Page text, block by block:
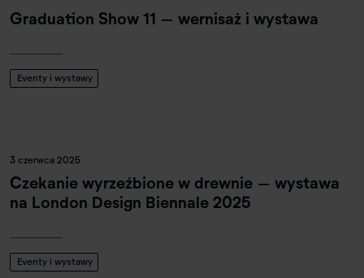
Graduation Show 11 – wernisaż i wystawa
Eventy i wystawy
3 czerwca 2025
Czekanie wyrzeźbione w drewnie – wystawa
na London Design Biennale 2025
Eventy i wystawy